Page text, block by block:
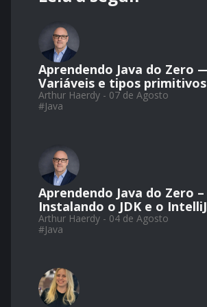
Aprendendo Java do Zero
Variáveis e tipos primitivos
Arthur Haerdy - 07 de Agosto
#Java
Aprendendo Java do Zero
Instalando o JDK e o
Arthur Haerdy - 04 de Agosto
#Java